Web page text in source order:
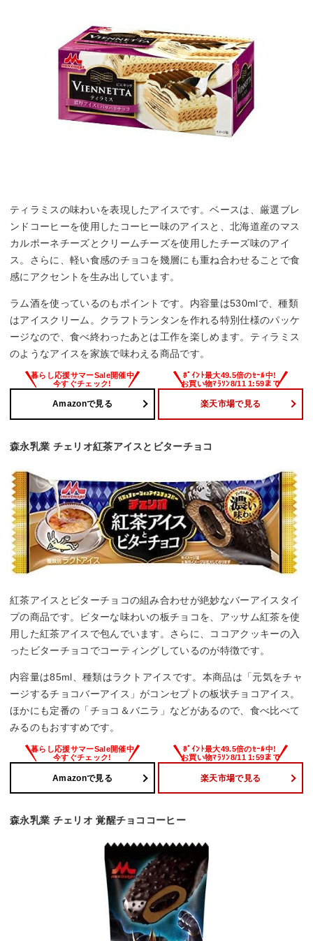
ティラミスの味わいを表現したアイスです。ベースは、厳選ブレ
ンドコーヒーを使用したコーヒー味のアイスと、北海道産のマス
カルポーネチーズとクリームチーズを使用したチーズ味のアイ
ス。さらに、軽い食感のチョコを幾層にも重ね合わせることで食
感にアクセントを生み出しています。
ラム酒を使っているのもポイントです。内容量は530mlで、種類
はアイスクリーム。クラフトランタンを作れる特別仕様のパッケ
ージなので、食べ終わったあとは工作を楽しめます。ティラミス
のようなアイスを家族で味わえる商品です。
Amazonで見る 楽天市場で見る
森永乳業 チェリオ紅茶アイスとビターチョコ
紅茶アイスとビターチョコの組み合わせが絶妙なバーアイスタイ
プの商品です。ビターな味わいの板チョコを、アッサム紅茶を使
用した紅茶アイスで包んでいます。さらに、ココアクッキーの入
ったビターチョコでコーティングしているのが特徴です。
内容量は85ml、種類はラクトアイスです。本商品は「元気をチャ
ージするチョコバーアイス」がコンセプトの板状チョコアイス。
ほかにも定番の「チョコ＆バニラ」などがあるので、食べ比べて
みるのもおすすめです。
Amazonで見る 楽天市場で見る
森永乳業 チェリオ 覚醒チョココーヒー